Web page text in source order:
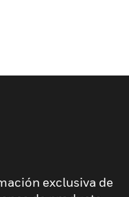
exclusiva de